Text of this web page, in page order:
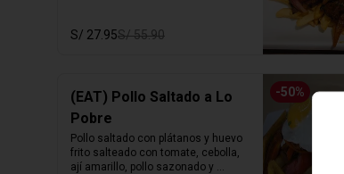
S/ 27.95S/ 55.90
-50%
(EAT) Pollo Saltado a Lo
Pobre
Pollo saltado con plátanos y huevo
frito salteado con tomate, cebolla,
ají amarillo, pollo sazonado y